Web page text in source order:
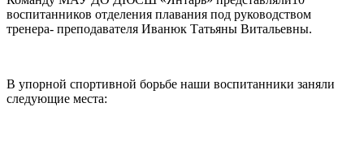
воспитанников отделения плавания под руководством
тренера- преподавателя Иванюк Татьяны Витальевны.
В упорной спортивной борьбе наши воспитанники заняли
следующие места: